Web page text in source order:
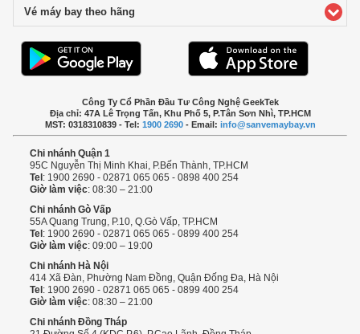
Vé máy bay theo hãng
Công Ty Cổ Phần Đầu Tư Công Nghệ GeekTek
Địa chỉ: 47A Lê Trọng Tấn, Khu Phố 5, P.Tân Sơn Nhì, TP.HCM
MST: 0318310839 - Tel: 1900 2690- Email: info@sanvemaybay.vn
Chi nhánh Quận 1
95C Nguyễn Thị Minh Khai, P.Bến Thành, TP.HCM
Tel : 1900 2690 - 02871 065 065 - 0898 400 254
Giờ làm việc: 08:30 – 21:00
Chi nhánh Gò Vấp
55A Quang Trung, P.10, Q.Gò Vấp, TP.HCM
Tel : 1900 2690 - 02871 065 065 - 0899 400 254
Giờ làm việc: 09:00 – 19:00
Chi nhánh Hà Nội
414 Xã Đàn, Phường Nam Đồng, Quận Đống Đa, Hà Nội
Tel : 1900 2690 - 02871 065 065 - 0899 400 254
Giờ làm việc: 08:30 – 21:00
Chi nhánh Đồng Tháp